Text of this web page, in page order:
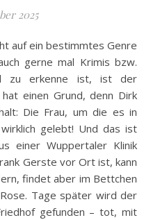
2025
gerne mal Krimis bzw.
zu erkenne ist, ist der
einen Grund, denn Dirk
Die Frau, um die es in
gelebt! Und das ist
einer Wuppertaler Klinik
Gerste vor Ort ist, kann
findet aber im Bettchen
Tage später wird der
gefunden – tot, mit